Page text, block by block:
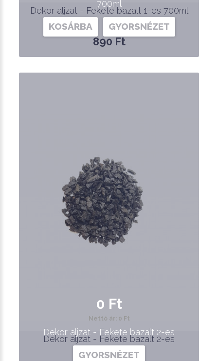
Dekor aljzat - Fekete bazalt 1-es 700ml
890 Ft
700ml
KOSÁRBA GYORSNÉZET
Dekor aljzat - Fekete bazalt 2-es
0 Ft
Nettó ár: 0 Ft
Dekor aljzat - Fekete bazalt 2-es
GYORSNÉZET